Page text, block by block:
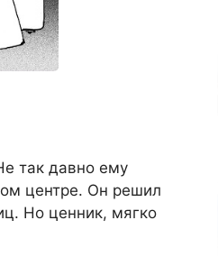
так давно ему
цен­тре. Он решил
Но ценник, мяг­ко